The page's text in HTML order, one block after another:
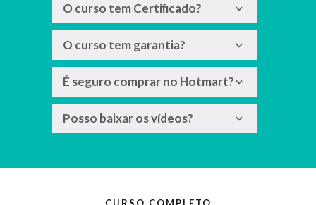
O curso tem Certificado?
O curso tem garantia?
É seguro comprar no Hotmart?
Posso baixar os vídeos?